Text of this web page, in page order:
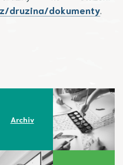
druzina/dokumenty
Archiv